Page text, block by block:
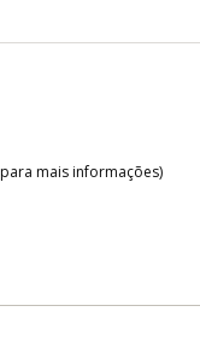
para mais informações)